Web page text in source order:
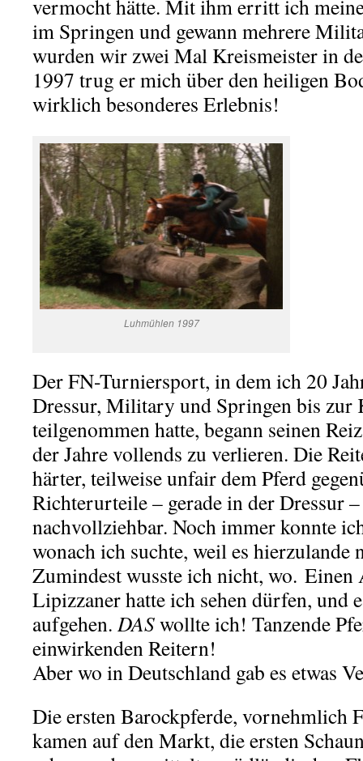
vermocht hätte. Mit ihm erritt ich
im Springen und gewann mehrere
wurden wir zwei Mal Kreismeister in
1997 trug er mich über den heiligen
wirklich besonderes Erlebnis!
Luhmühlen 1997
Der FN-Turniersport, in dem ich 20
Dressur, Military und Springen bis zur
teilgenommen hatte, begann seinen
der Jahre vollends zu verlieren. Die
härter, teilweise unfair dem Pferd
Richterurteile – gerade in der Dressur
nachvollziehbar. Noch immer konnte
wonach ich suchte, weil es hierzulande
Zumindest wusste ich nicht, wo.
Lipizzaner hatte ich sehen dürfen, und
aufgehen.DASwollte ich! Tanzende
einwirkenden Reitern!
Aber wo in Deutschland gab es etwas
Die ersten Barockpferde, vornehmlich
kamen auf den Markt, die ersten